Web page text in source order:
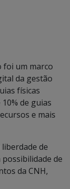
foi um marco
da gestão
físicas
de guias
e mais
de
de
da CNH,